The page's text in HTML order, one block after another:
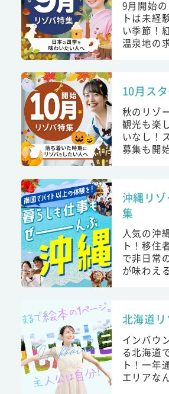
9月開始
トは未経
い季節！
温泉地の
10月ス
秋のリゾ
観光も楽
いなし！
募集も開
沖縄リ
集
人気の沖
ト！移住
で非日常
が味わえ
北海道
インバウ
る北海道
ト！一年
エリアな